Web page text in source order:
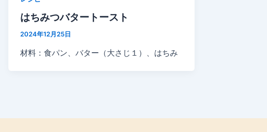
はちみつバタートースト
2024年12月25日
材料：食パン、バター（大さじ１）、はちみ